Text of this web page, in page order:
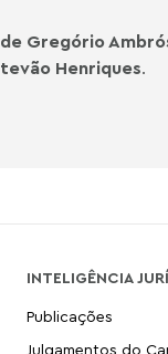
de Gregório
Henriques.
INTELIGÊNCIA
Publicações
Julgamentos do